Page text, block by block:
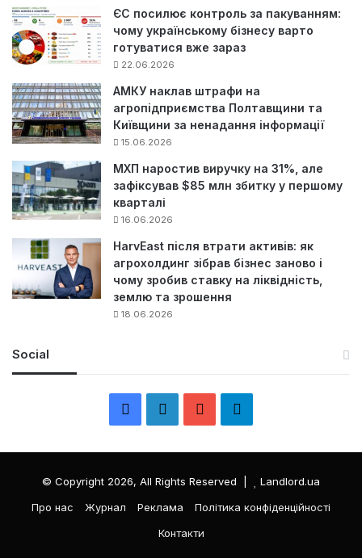
ЄС посилює контроль за пакуванням:
чому українському бізнесу варто
готуватися вже зараз
22.06.2026
АМКУ наклав штрафи на
агропідприємства Полтавщини та
Київщини за ненадання інформації
15.06.2026
МХП наростив виручку на 31%, але
зафіксував $85 млн збитку у першому
кварталі
16.06.2026
HarvEast після втрати активів: як
агрохолдинг зібрав бізнес заново і
чому зробив ставку на ліквідність,
землю та зрошення
18.06.2026
Social
e
k
e
T
л
е
© Copyright 2026, All Rights Reserved |
Landlord.ua
Про нас
Журнал Реклама
Політика конфіденційності
Контакти